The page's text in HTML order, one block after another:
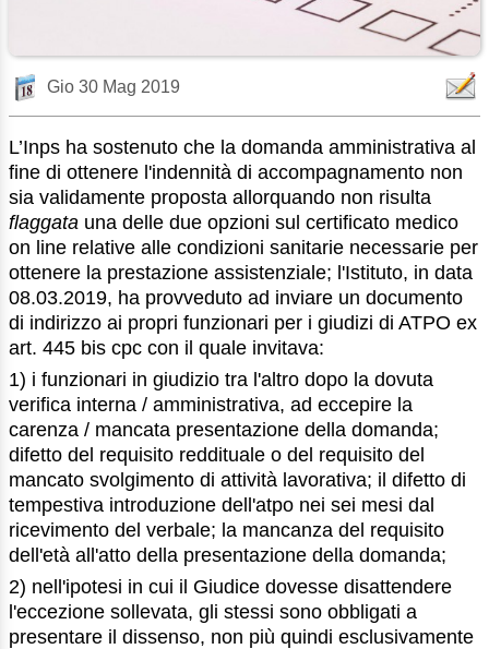
Gio 30 Mag 2019
L’Inps ha sostenuto che la domanda amministrativa al
fine di ottenere l'indennità di accompagnamento non
sia validamente proposta allorquando non risulta
flaggata una delle due opzioni sul certificato medico
on line relative alle condizioni sanitarie necessarie per
ottenere la prestazione assistenziale; l'Istituto, in data
08.03.2019, ha provveduto ad inviare un documento
di indirizzo ai propri funzionari per i giudizi di ATPO ex
art. 445 bis cpc con il quale invitava:
1) i funzionari in giudizio tra l'altro dopo la dovuta
verifica interna / amministrativa, ad eccepire la
carenza / mancata presentazione della domanda;
difetto del requisito reddituale o del requisito del
mancato svolgimento di attività lavorativa; il difetto di
tempestiva introduzione dell'atpo nei sei mesi dal
ricevimento del verbale; la mancanza del requisito
dell'età all'atto della presentazione della domanda;
2) nell'ipotesi in cui il Giudice dovesse disattendere
l'eccezione sollevata, gli stessi sono obbligati a
presentare il dissenso, non più quindi esclusivamente